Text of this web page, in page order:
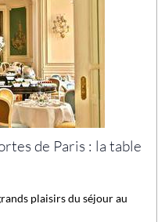
de Paris : la table
plaisirs du séjour au